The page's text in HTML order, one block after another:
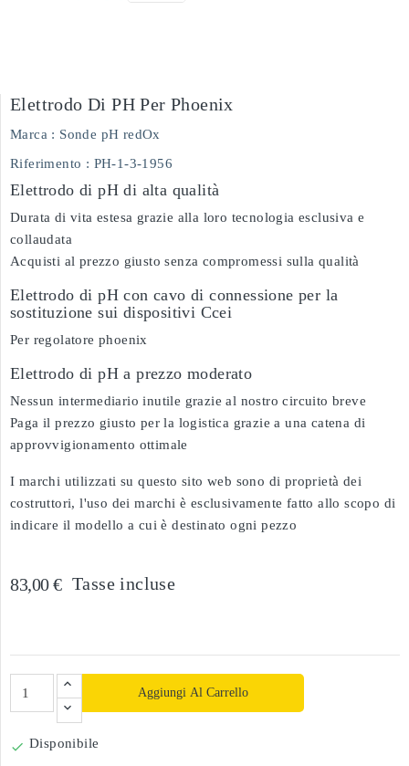
Elettrodo Di PH Per Phoenix
Marca : Sonde pH redOx
Riferimento : PH-1-3-1956
Elettrodo di pH di alta qualità
Durata di vita estesa grazie alla loro tecnologia esclusiva e
collaudata
Acquisti al prezzo giusto senza compromessi sulla qualità
Elettrodo di pH con cavo di connessione per la
sostituzione sui dispositivi Ccei
Per regolatore phoenix
Elettrodo di pH a prezzo moderato
Nessun intermediario inutile grazie al nostro circuito breve
Paga il prezzo giusto per la logistica grazie a una catena di
approvvigionamento ottimale
I marchi utilizzati su questo sito web sono di proprietà dei
costruttori, l'uso dei marchi è esclusivamente fatto allo scopo di
indicare il modello a cui è destinato ogni pezzo
83,00 € Tasse incluse
Aggiungi Al Carrello
 Disponibile